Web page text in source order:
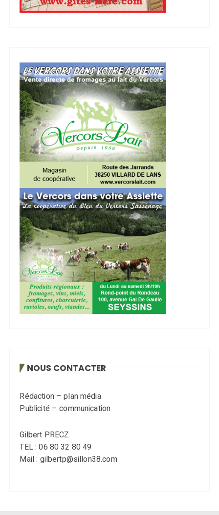
NOUS CONTACTER
Rédaction – plan média
Publicité – communication
Gilbert PRECZ
TEL : 06 80 32 80 49
Mail : gilbertp@sillon38.com